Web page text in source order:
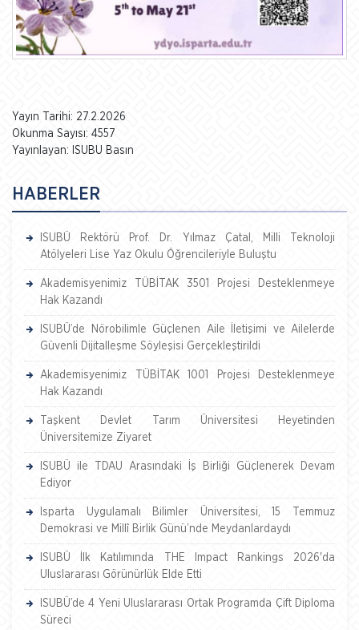
Yayın Tarihi: 27.2.2026
Okunma Sayısı: 4557
Yayınlayan: ISUBU Basın
HABERLER
ISUBÜ Rektörü Prof. Dr. Yılmaz Çatal, Milli Teknoloji
Atölyeleri Lise Yaz Okulu Öğrencileriyle Buluştu
Akademisyenimiz TÜBİTAK 3501 Projesi Desteklenmeye
Hak Kazandı
ISUBÜ’de Nörobilimle Güçlenen Aile İletişimi ve Ailelerde
Güvenli Dijitalleşme Söyleşisi Gerçekleştirildi
Akademisyenimiz TÜBİTAK 1001 Projesi Desteklenmeye
Hak Kazandı
Taşkent Devlet Tarım Üniversitesi Heyetinden
Üniversitemize Ziyaret
ISUBÜ ile TDAU Arasındaki İş Birliği Güçlenerek Devam
Ediyor
Isparta Uygulamalı Bilimler Üniversitesi, 15 Temmuz
Demokrasi ve Millî Birlik Günü’nde Meydanlardaydı
ISUBÜ İlk Katılımında THE Impact Rankings 2026'da
Uluslararası Görünürlük Elde Etti
ISUBÜ’de 4 Yeni Uluslararası Ortak Programda Çift Diploma
Süreci